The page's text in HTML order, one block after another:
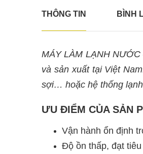
THÔNG TIN BÌNH
MÁY LÀM LẠNH
và sản xuất tại Việt
sợi… hoặc hệ thống
ƯU ĐIỂM CỦA SẢN
Vận hành ổn định
Độ ồn thấp, đạt